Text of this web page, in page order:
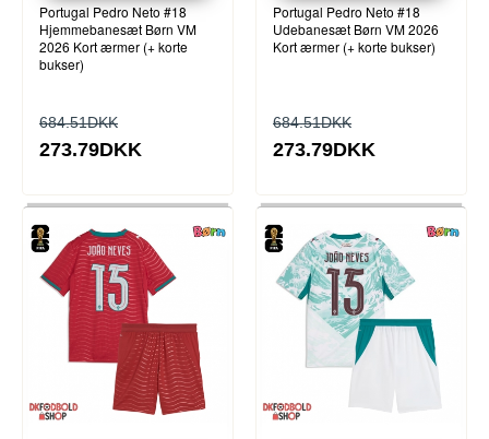
Portugal Pedro Neto #18
Hjemmebanesæt Børn VM
2026 Kort ærmer (+ korte
bukser)
684.51DKK
273.79DKK
Portugal Pedro Neto #18
Udebanesæt Børn VM 2026
Kort ærmer (+ korte bukser)
684.51DKK
273.79DKK